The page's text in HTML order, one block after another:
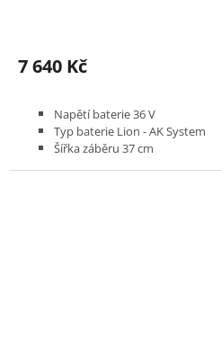
7 640 Kč
Napětí baterie 36 V
Typ baterie Lion - AK System
Šířka záběru 37 cm